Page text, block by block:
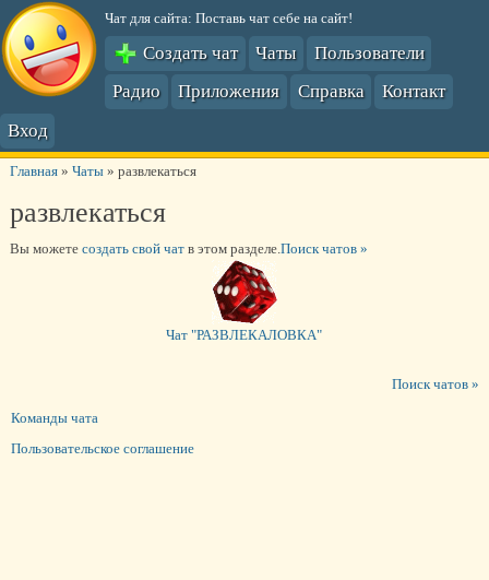
Чат для сайта: Поставь чат себе на сайт!
Создать чат Чаты
Пользователи
Радио
Приложения Справка
Контакт
Вход
Главная» Чаты» развлекаться
развлекаться
Вы можете создать свой чатв этом разделе.Поиск чатов »
Чат "РАЗВЛЕКАЛОВКА"
Поиск чатов »
Команды чата
Пользовательское соглашение